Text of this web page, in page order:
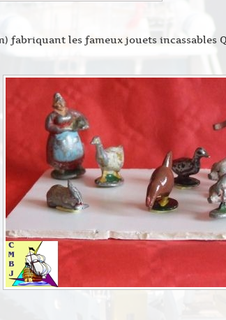
fabriquant les fameux jouets incassables